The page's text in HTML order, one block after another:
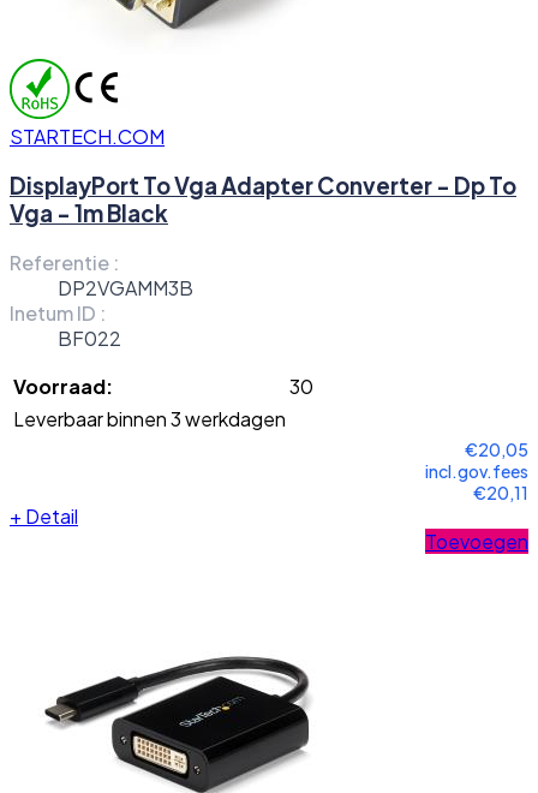
STARTECH.COM
DisplayPort To Vga Adapter Converter - Dp To
Vga - 1m Black
Referentie :
DP2VGAMM3B
Inetum ID :
BF022
Voorraad:
30
Leverbaar binnen 3 werkdagen
€20,05
incl.gov.fees
€20,11
+ Detail
Toevoegen